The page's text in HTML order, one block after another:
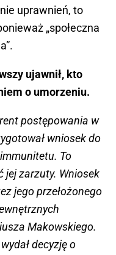
uprawnień, to
„społeczna
ujawnił, kto
o umorzeniu.
postępowania w
wniosek do
To
jej zarzuty. Wniosek
jego przełożonego
Makowskiego.
decyzję o